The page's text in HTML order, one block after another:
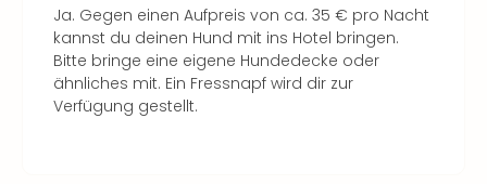
Ja. Gegen einen Aufpreis von ca. 35 € pro Nacht
kannst du deinen Hund mit ins Hotel bringen.
Bitte bringe eine eigene Hundedecke oder
ähnliches mit. Ein Fressnapf wird dir zur
Verfügung gestellt.